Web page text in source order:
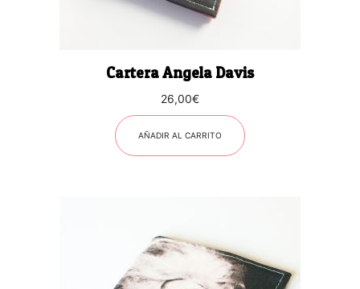
Cartera Angela Davis
26,00€
AÑADIR AL CARRITO